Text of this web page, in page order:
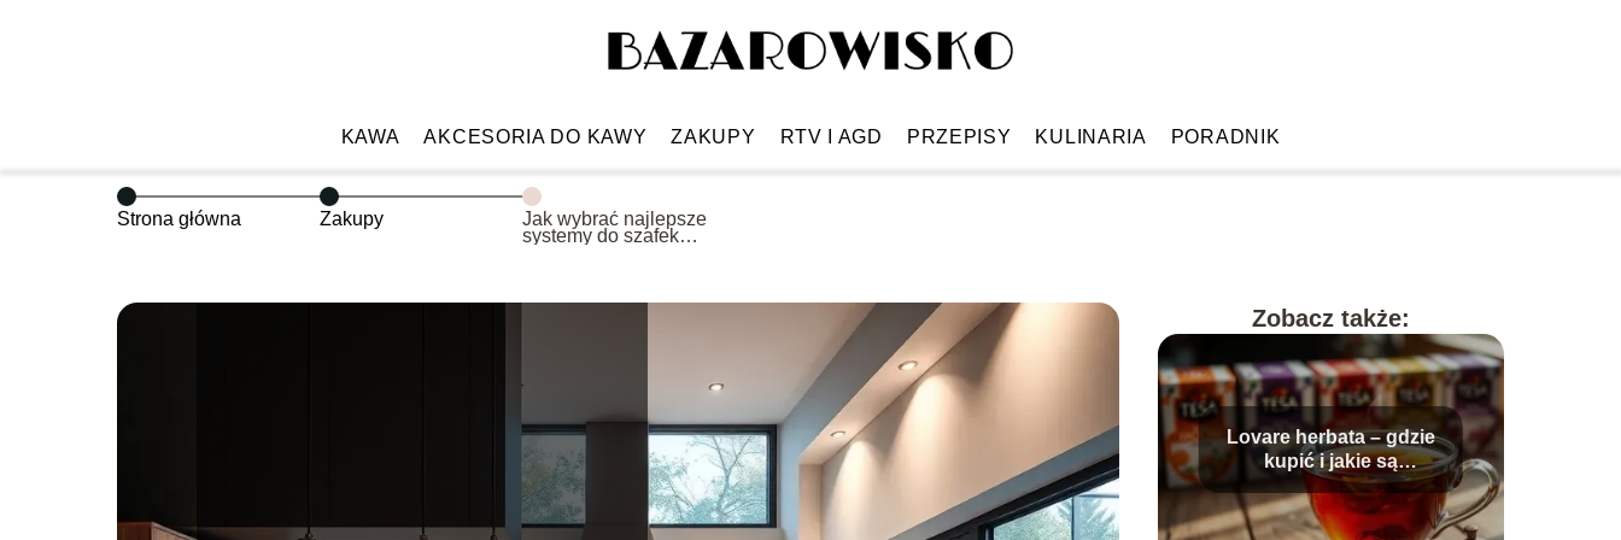
KAWA AKCESORIA DO KAWY ZAKUPY RTV I AGD PRZEPISY KULINARIA PORADNIK
Strona główna Zakupy
Jak wybrać najlepsze
systemy do szafek
Zobacz także:
Lovare herbata – gdzie
kupić i jakie są
najlepsze smaki?